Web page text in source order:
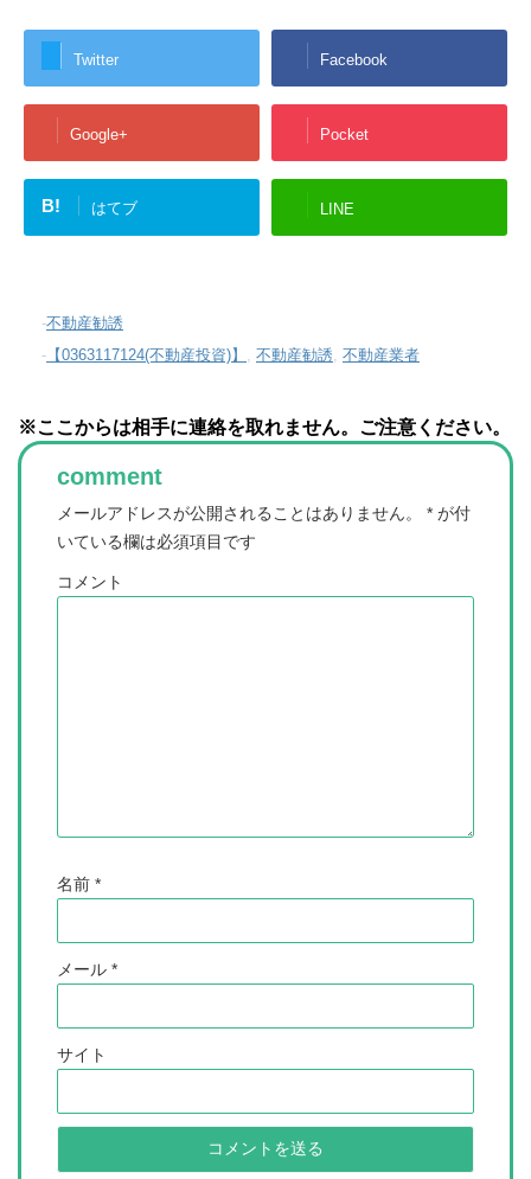
Twitter Facebook
Google+ Pocket
B! はてブ LINE
-不動産勧誘
- 【0363117124(不動産投資)】 , 不動産勧誘, 不動産業者
※ここからは相手に連絡を取れません。ご注意ください。
comment
メールアドレスが公開されることはありません。 * が付
いている欄は必須項目です
コメント
名前 *
メール *
サイト